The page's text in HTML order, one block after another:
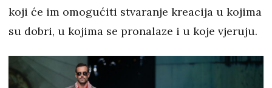
koji će im omogućiti stvaranje kreacija u kojima
su dobri, u kojima se pronalaze i u koje vjeruju.